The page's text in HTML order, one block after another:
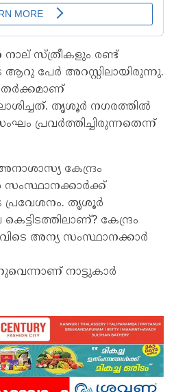
സ്ത്രീകളും രണ്ട്
ആറു പേര്‍ അറസ്റ്റിലായിരുന്നു.
തൃശൂര്‍ നഗരത്തില്‍
പ്രവര്‍ത്തിച്ചിരുന്നതെന്ന്
കേന്ദ്രം
സംസ്ഥാനക്കാര്‍ക്ക്
പ്രവേശനം. തൃശൂര്‍
കേന്ദ്രം
അന്യ സംസ്ഥാനക്കാര്‍
നാട്ടുകാര്‍